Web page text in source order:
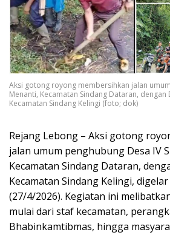
Aksi gotong royong membersihkan jalan
Menanti, Kecamatan Sindang Dataran, dengan
Kecamatan Sindang Kelingi (foto; dok)
Rejang Lebong – Aksi gotong
jalan umum penghubung Desa IV
Kecamatan Sindang Dataran,
Kecamatan Sindang Kelingi,
(27/4/2026). Kegiatan ini
mulai dari staf kecamatan,
Bhabinkamtibmas, hingga